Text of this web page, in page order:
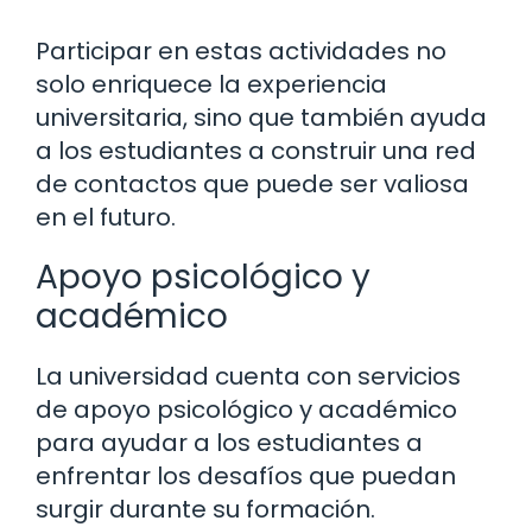
Participar en estas actividades no
solo enriquece la experiencia
universitaria, sino que también ayuda
a los estudiantes a construir una red
de contactos que puede ser valiosa
en el futuro.
Apoyo psicológico y
académico
La universidad cuenta con servicios
de apoyo psicológico y académico
para ayudar a los estudiantes a
enfrentar los desafíos que puedan
surgir durante su formación.